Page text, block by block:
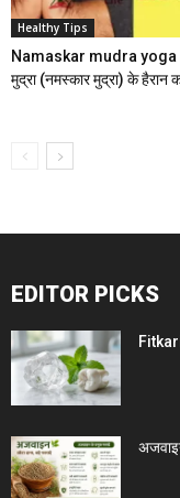
Healthy Tips
Namaskar mudra yoga |
मुद्रा (नमस्कार मुद्रा) के हैरान
EDITOR PICKS